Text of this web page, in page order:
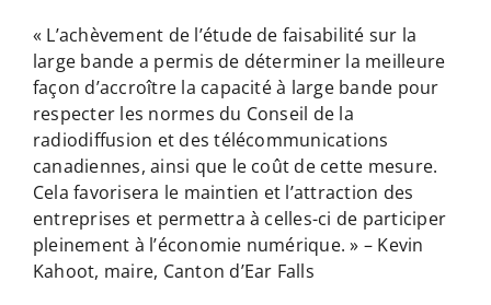
« L’achèvement de l’étude de faisabilité sur la
large bande a permis de déterminer la meilleure
façon d’accroître la capacité à large bande pour
respecter les normes du Conseil de la
radiodiffusion et des télécommunications
canadiennes, ainsi que le coût de cette mesure.
Cela favorisera le maintien et l’attraction des
entreprises et permettra à celles-ci de participer
pleinement à l’économie numérique. » – Kevin
Kahoot, maire, Canton d’Ear Falls